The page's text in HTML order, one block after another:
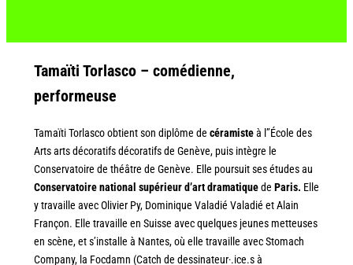
Tamaïti Torlasco – comédienne,
performeuse
Tamaïti Torlasco obtient son diplôme de céramisteà l’’École des
Arts arts décoratifs décoratifs de Genève, puis intègre le
Conservatoire de théâtre de Genève. Elle poursuit ses études au
Conservatoire national supérieur d’art dramatiquede Paris. Elle
y travaille avec Olivier Py, Dominique Valadié Valadié et Alain
Françon. Elle travaille en Suisse avec quelques jeunes metteuses
en scène, et s’installe à Nantes, où elle travaille avec Stomach
Company, la Focdamn (Catch de dessinateur·.ice.s à